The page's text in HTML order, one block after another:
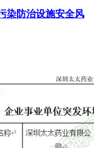
染防治设施安全风